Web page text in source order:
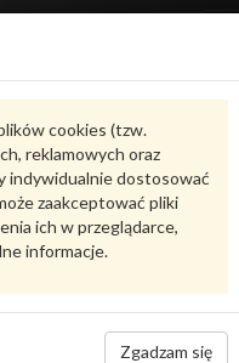
cookies (tzw.
reklamowych oraz
indywidualnie dostosować
zaakceptować pliki
ich w przeglądarce,
informacje.
Zgadzam się
czerń satynowa